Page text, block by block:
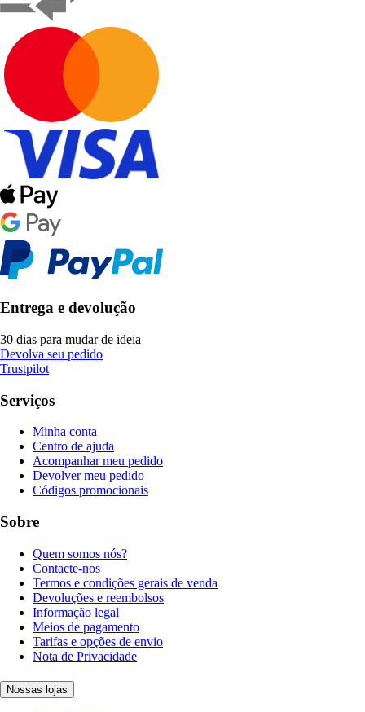
Entrega e devolução
30 dias para mudar de ideia
Devolva seu pedido
Trustpilot
Serviços
Minha conta
Centro de ajuda
Acompanhar meu pedido
Devolver meu pedido
Códigos promocionais
Sobre
Quem somos nós?
Contacte-nos
Termos e condições gerais de venda
Devoluções e reembolsos
Informação legal
Meios de pagamento
Tarifas e opções de envio
Nota de Privacidade
Nossas lojas